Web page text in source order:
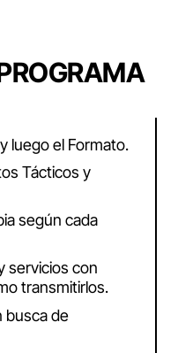
luego el Formato.
Tácticos y
según cada
servicios con
transmitirlos.
busca de